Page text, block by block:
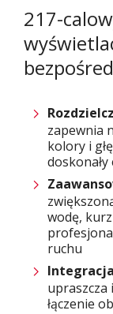
217-
zapewnia
kolory i
wodę,
ruchu
upraszcza
łączenie